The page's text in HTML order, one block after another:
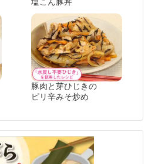
豚肉と芽ひじきの
ピリ辛みそ炒め